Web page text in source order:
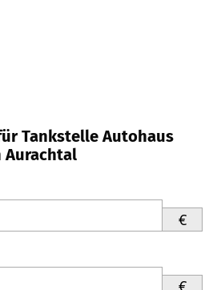
Tankstelle Autohaus
Aurachtal
€